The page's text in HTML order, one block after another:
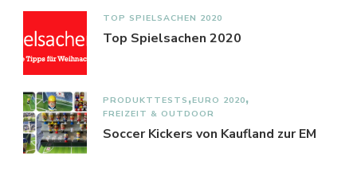
TOP SPIELSACHEN 2020
Top Spielsachen 2020
PRODUKTTESTS EURO 2020
FREIZEIT & OUTDOOR
Soccer Kickers von Kaufland zur EM